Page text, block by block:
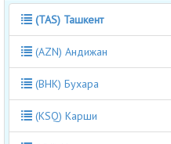
(TAS) Ташкент
(AZN) Андижан
(BHK) Бухара
(KSQ) Карши